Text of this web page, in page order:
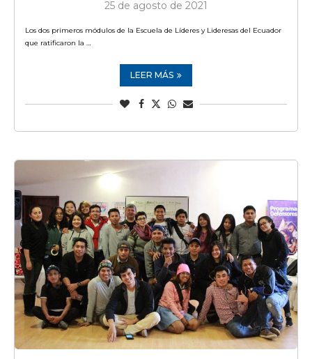
25 de agosto de 2021
Los dos primeros módulos de la Escuela de Líderes y Lideresas del Ecuador
que ratificaron la …
LEER MÁS